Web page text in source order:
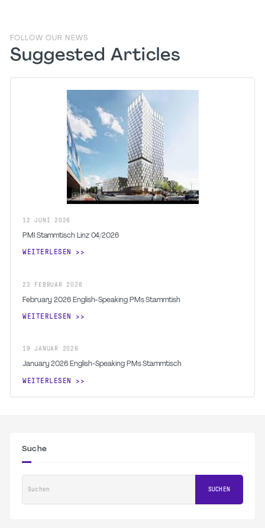
FOLLOW OUR NEWS
Suggested Articles
12 JUNI 2026
PMI Stammtisch Linz 04/2026
WEITERLESEN
23 FEBRUAR 2026
February 2026 English-Speaking PMs Stammtish
WEITERLESEN
19 JANUAR 2026
January 2026 English-Speaking PMs Stammtisch
WEITERLESEN
Suche
Suchen SUCHEN